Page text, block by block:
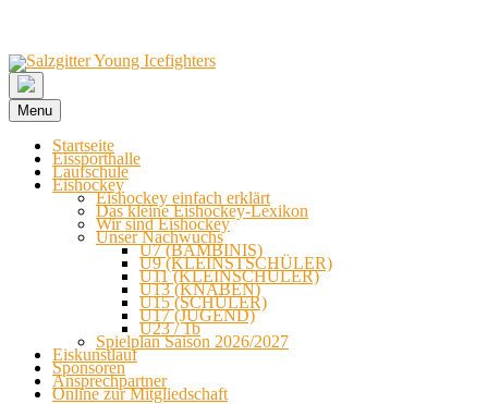
Menu
Startseite
Eissporthalle
Laufschule
Eishockey
Eishockey einfach erklärt
Das kleine Eishockey-Lexikon
Wir sind Eishockey
Unser Nachwuchs
U7 (BAMBINIS)
U9 (KLEINSTSCHÜLER)
U11 (KLEINSCHÜLER)
U13 (KNABEN)
U15 (SCHÜLER)
U17 (JUGEND)
U23 / 1b
Spielplan Saison 2026/2027
Eiskunstlauf
Sponsoren
Ansprechpartner
Online zur Mitgliedschaft